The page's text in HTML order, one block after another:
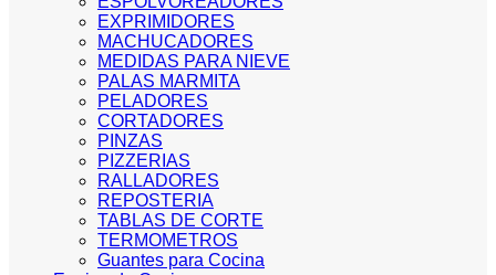
EXPRIMIDORES
MACHUCADORES
MEDIDAS PARA NIEVE
PALAS MARMITA
PELADORES
CORTADORES
PINZAS
PIZZERIAS
RALLADORES
REPOSTERIA
TABLAS DE CORTE
TERMOMETROS
Guantes para Cocina